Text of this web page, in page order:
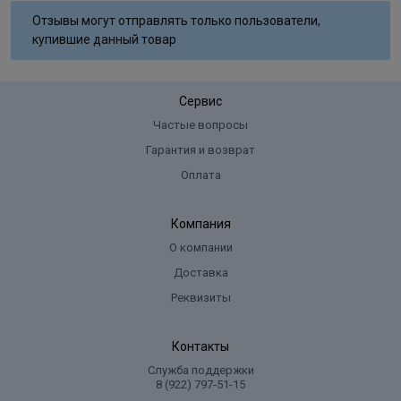
Отзывы могут отправлять только пользователи,
купившие данный товар
Сервис
Частые вопросы
Гарантия и возврат
Оплата
Компания
О компании
Доставка
Реквизиты
Контакты
Служба поддержки
8 (922) 797‑51-15